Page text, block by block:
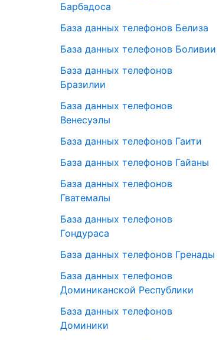
Барбадоса
База данных телефонов Белиза
База данных телефонов Боливии
База данных телефонов
Бразилии
База данных телефонов
Венесуэлы
База данных телефонов Гаити
База данных телефонов Гайаны
База данных телефонов
Гватемалы
База данных телефонов
Гондураса
База данных телефонов Гренады
База данных телефонов
Доминиканской Республики
База данных телефонов
Доминики